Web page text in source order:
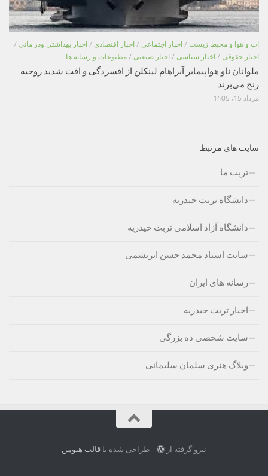
اب و هوا و محیط زیست / اخبار اجتماعی / اخبار اقتصادی / اخبار بهداشتی ودر مانی /
اخبار حقوقی / اخبار سیاسی / اخبار صنعتی / مطبوعات و رسانه ها
ملوانان ناو هواپیمابر آبراهام لینکلن از افسردگی و افت شدید روحیه
رنج می‌برند
مرداد 15, 1405
سایت های مرتبط
تربت ما
دانشگاه تربت حیدریه
دانشگاه آزاد اسلامی تربت حیدریه
سایت استاد محمد حسن ابریشمی
رسانه های ایران
اخبار تربت حیدریه
سایت شخصی ده بزرگی
وبلاگ هنری سلمان سلیمانی
نیرو گرفته از - طراحی شده باقالب هیومن